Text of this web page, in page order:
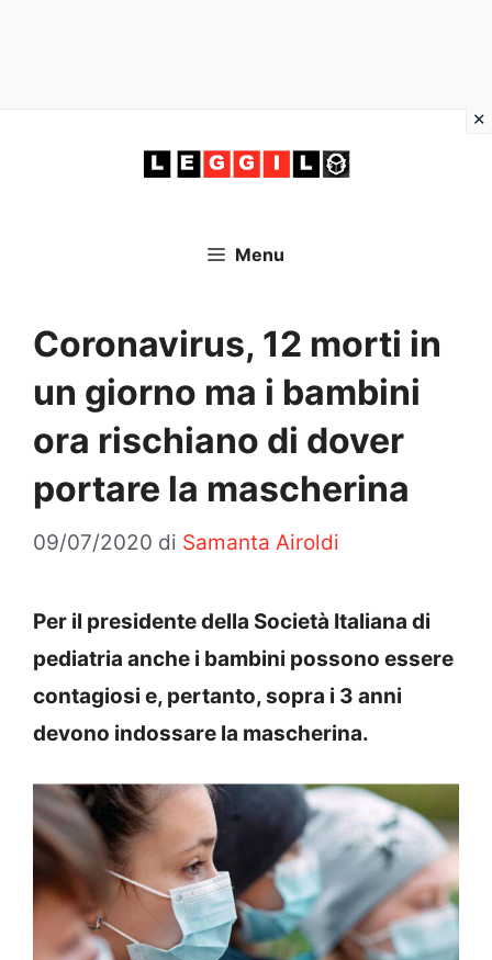
Menu
Coronavirus, 12 morti in
un giorno ma i bambini
ora rischiano di dover
portare la mascherina
09/07/2020 di Samanta Airoldi
Per il presidente della Società Italiana di
pediatria anche i bambini possono essere
contagiosi e, pertanto, sopra i 3 anni
devono indossare la mascherina.